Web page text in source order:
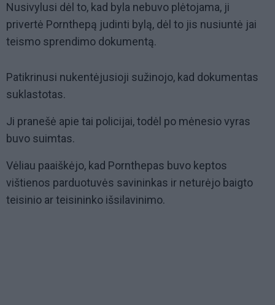
Nusivylusi dėl to, kad byla nebuvo plėtojama, ji
privertė Pornthepą judinti bylą, dėl to jis nusiuntė jai
teismo sprendimo dokumentą.
Patikrinusi nukentėjusioji sužinojo, kad dokumentas
suklastotas.
Ji pranešė apie tai policijai, todėl po mėnesio vyras
buvo suimtas.
Vėliau paaiškėjo, kad Pornthepas buvo keptos
vištienos parduotuvės savininkas ir neturėjo baigto
teisinio ar teisininko išsilavinimo.